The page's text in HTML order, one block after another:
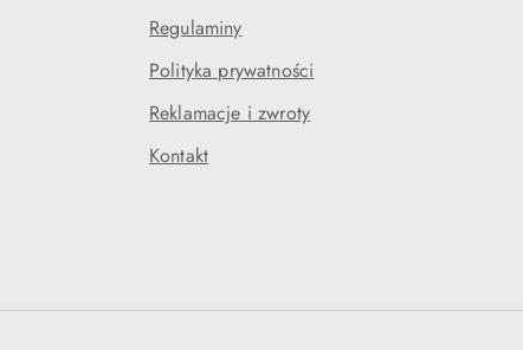
Regulaminy
Polityka prywatności
Reklamacje i zwroty
Kontakt